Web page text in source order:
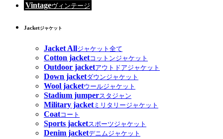
Vintageヴィンテージ
Jacketジャケット
Jacket Allジャケット全て
Cotton jacketコットンジャケット
Outdoor jacketアウトドアジャケット
Down jacketダウンジャケット
Wool jacketウールジャケット
Stadium jumperスタジャン
Military jacketミリタリージャケット
Coatコート
Sports jacketスポーツジャケット
Denim jacketデニムジャケット